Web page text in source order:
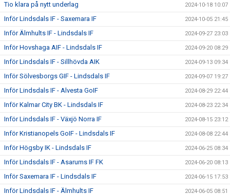
Tio klara på nytt underlag 2024-10-18 10:07
Inför Lindsdals IF - Saxemara IF 2024-10-05 21:45
Inför Älmhults IF - Lindsdals IF 2024-09-27 23:03
Inför Hovshaga AIF - Lindsdals IF 2024-09-20 08:29
Inför Lindsdals IF - Sillhövda AIK 2024-09-13 09:34
Inför Sölvesborgs GIF - Lindsdals IF 2024-09-07 19:27
Inför Lindsdals IF - Alvesta GoIF 2024-08-29 22:44
Inför Kalmar City BK - Lindsdals IF 2024-08-23 22:34
Inför Lindsdals IF - Växjö Norra IF 2024-08-15 23:12
Inför Kristianopels GoIF - Lindsdals IF 2024-08-08 22:44
Inför Högsby IK - Lindsdals IF 2024-06-25 08:34
Inför Lindsdals IF - Asarums IF FK 2024-06-20 08:13
Inför Saxemara IF - Lindsdals IF 2024-06-15 17:53
Inför Lindsdals IF - Älmhults IF 2024-06-05 08:51